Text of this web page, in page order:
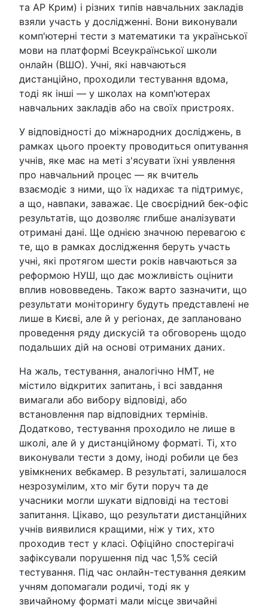
та АР Крим) і різних типів навчальних закладів
взяли участь у дослідженні. Вони виконували
комп'ютерні тести з математики та української
мови на платформі Всеукраїнської школи
онлайн (ВШО). Учні, які навчаються
дистанційно, проходили тестування вдома,
тоді як інші — у школах на комп'ютерах
навчальних закладів або на своїх пристроях.
У відповідності до міжнародних досліджень, в
рамках цього проекту проводиться опитування
учнів, яке має на меті з'ясувати їхні уявлення
про навчальний процес — як вчитель
взаємодіє з ними, що їх надихає та підтримує,
а що, навпаки, заважає. Це своєрідний бек-офіс
результатів, що дозволяє глибше аналізувати
отримані дані. Ще однією значною перевагою є
те, що в рамках дослідження беруть участь
учні, які протягом шести років навчаються за
реформою НУШ, що дає можливість оцінити
вплив нововведень. Також варто зазначити, що
результати моніторингу будуть представлені не
лише в Києві, але й у регіонах, де заплановано
проведення ряду дискусій та обговорень щодо
подальших дій на основі отриманих даних.
На жаль, тестування, аналогічно НМТ, не
містило відкритих запитань, і всі завдання
вимагали або вибору відповіді, або
встановлення пар відповідних термінів.
Додатково, тестування проходило не лише в
школі, але й у дистанційному форматі. Ті, хто
виконували тести з дому, іноді робили це без
увімкнених вебкамер. В результаті, залишалося
незрозумілим, хто міг бути поруч та де
учасники могли шукати відповіді на тестові
запитання. Цікаво, що результати дистанційних
учнів виявилися кращими, ніж у тих, хто
проходив тест у класі. Офіційно спостерігачі
зафіксували порушення під час 1,5% сесій
тестування. Під час онлайн-тестування деяким
учням допомагали родичі, тоді як у
звичайному форматі мали місце звичайні